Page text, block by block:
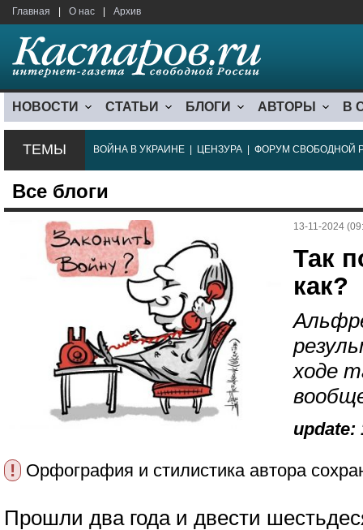
Главная О нас Архив
НОВОСТИ СТАТЬИ БЛОГИ АВТОРЫ В
ТЕМЫ ВОЙНА В УКРАИНЕ ЦЕНЗУРА ФОРУМ СВОБОДНОЙ
Все блоги
13-11-2024
Так
как?
ходе
update:
! Орфография и стилистика автора
Прошли два года и двести